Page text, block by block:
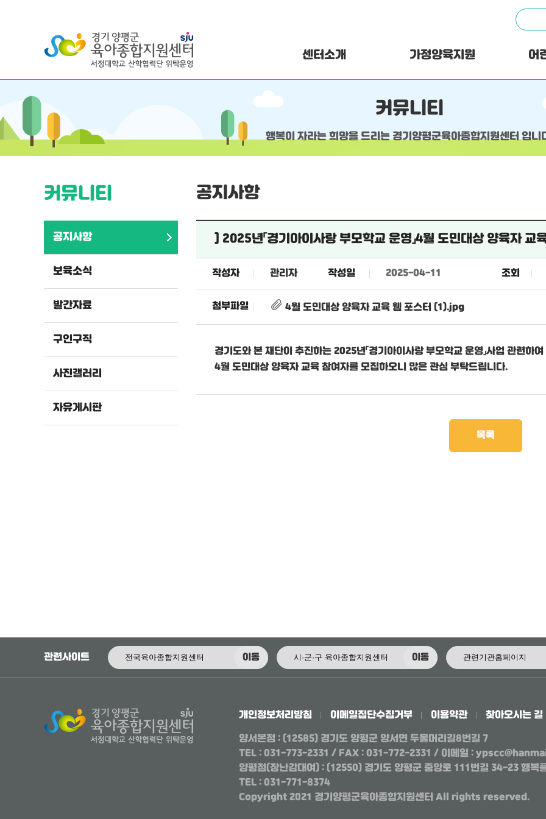
센터소개 가정양육지원 어
커뮤니티
행복이 자라는 희망을 드리는 경기양평군육아종합지원센터 입니
커뮤니티
공지사항
보육소식
발간자료
구인구직
사진갤러리
자유게시판
공지사항
] 2025년「경기아이사랑 부모학교 운영」4월 도민대상 양육자 교
작성자 관리자 작성일 2025-04-11 조회
첨부파일 4월 도민대상 양육자 교육 웹 포스터 (1).jpg
경기도와 본 재단이 추진하는2025년「경기아이사랑 부모학교 운영」사업관련하여
4월 도민대상 양육자 교육 참여자를 모집하오니 많은 관심 부탁드립니다.
목록
관련사이트 이동 이동
개인정보처리방침 이메일집단수집거부 이용약관
찾아오시는 길
양서본점 : (12585) 경기도 양평군 양서면 두물머리길8번길 7
TEL : 031-773-2331 / FAX : 031-772-2331 / 이메일 :
양평점(장난감대여): (12550) 경기도 양평군 중앙로 111번길 34-23 행복
TEL : 031-771-8374
Copyright 2021 경기양평군육아종합지원센터 All rights reserved.